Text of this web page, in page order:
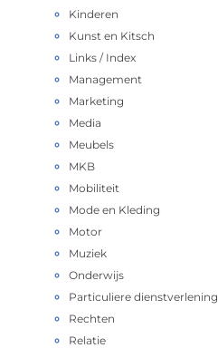
Kinderen
Kunst en Kitsch
Links / Index
Management
Marketing
Media
Meubels
MKB
Mobiliteit
Mode en Kleding
Motor
Muziek
Onderwijs
Particuliere dienstverlening
Rechten
Relatie